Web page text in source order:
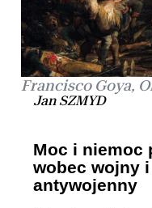
Francisco Goya,
Jan SZMYD
Moc i niemoc
wobec wojny
antywojenny